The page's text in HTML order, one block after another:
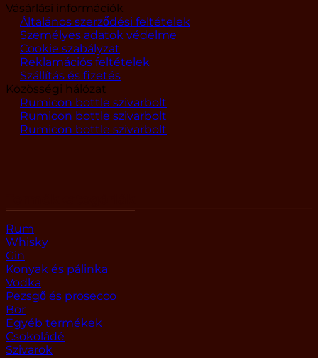
Vásárlási információk
Általános szerződési feltételek
Személyes adatok védelme
Cookie szabályzat
Reklamációs feltételek
Szállítás és fizetés
Közösségi hálózat
Rumicon bottle szivarbolt
Rumicon bottle szivarbolt
Rumicon bottle szivarbolt
Rum
Whisky
Gin
Konyak és pálinka
Vodka
Pezsgő és prosecco
Bor
Egyéb termékek
Csokoládé
Szivarok